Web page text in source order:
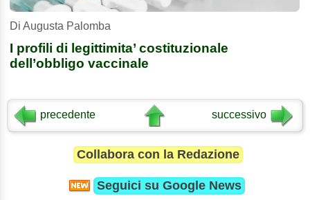
Di Augusta Palomba
I profili di legittimita’ costituzionale
dell’obbligo vaccinale
precedente successivo
Collabora con la Redazione
Seguici su Google News